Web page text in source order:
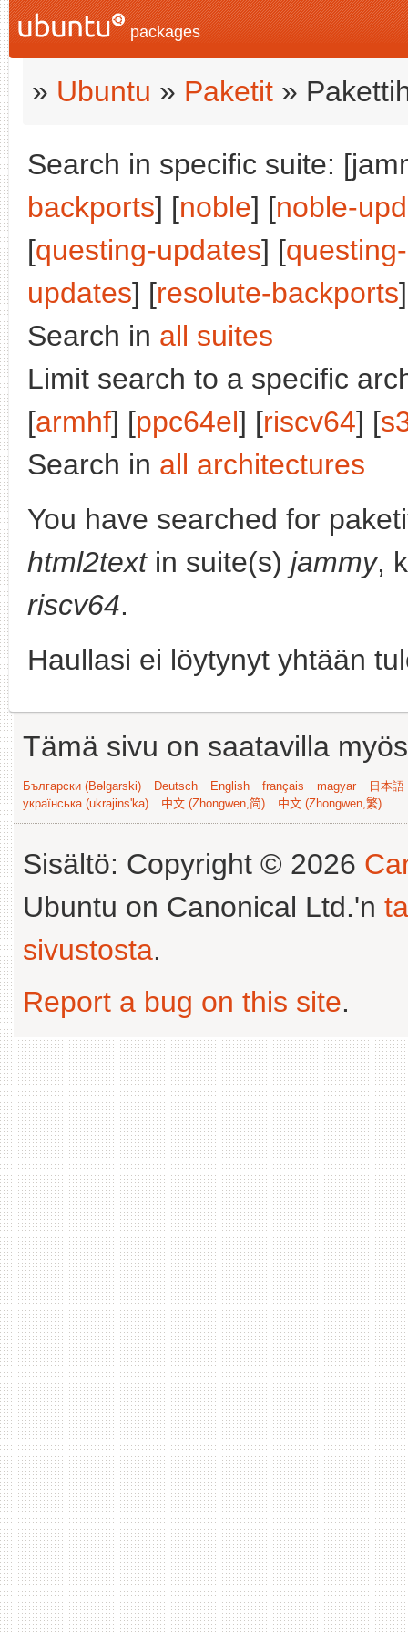
packages
» Ubuntu » Paketit »
Search in specific suite:
backports] [noble] [noble-
[questing-updates] [
updates] [resolute-backports
Search in all suites
Limit search to a specific
[armhf] [ppc64el] [riscv64] [
Search in all architectures
You have searched for
html2textin suite(s) jammy,
riscv64.
Haullasi ei löytynyt yhtään
Tämä sivu on saatavilla
Български (Bəlgarski) Deutsch English français magyar
日本
українська (ukrajins'ka)
中文 (Zhongwen,简) 中文 (Zhongwen,繁)
Sisältö: Copyright © 2026
Ubuntu on Canonical Ltd.'n
sivustosta.
Report a bug on this site.